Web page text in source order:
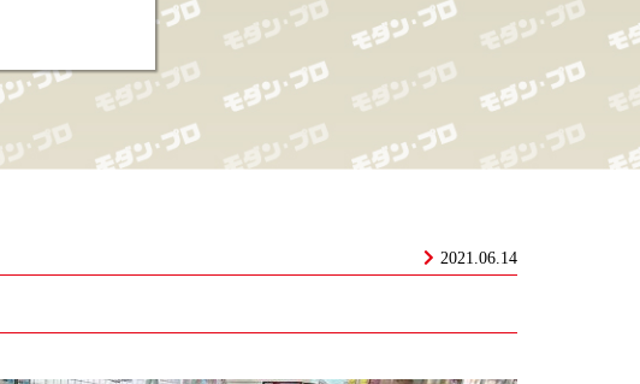
2021.06.14